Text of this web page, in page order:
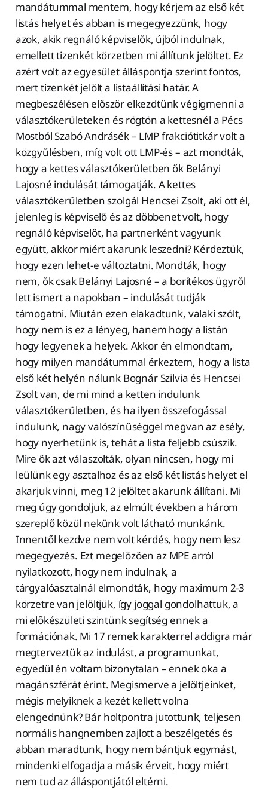
mandátummal mentem, hogy kérjem az első két
listás helyet és abban is megegyezzünk, hogy
azok, akik regnáló képviselők, újból indulnak,
emellett tizenkét körzetben mi állítunk jelöltet. Ez
azért volt az egyesület álláspontja szerint fontos,
mert tizenkét jelölt a listaállítási határ. A
megbeszélésen először elkezdtünk végigmenni a
választókerületeken és rögtön a kettesnél a Pécs
Mostból Szabó Andrásék – LMP frakciótitkár volt a
közgyűlésben, míg volt ott LMP-és – azt mondták,
hogy a kettes választókerületben ők Belányi
Lajosné indulását támogatják. A kettes
választókerületben szolgál Hencsei Zsolt, aki ott él,
jelenleg is képviselő és az döbbenet volt, hogy
regnáló képviselőt, ha partnerként vagyunk
együtt, akkor miért akarunk leszedni? Kérdeztük,
hogy ezen lehet-e változtatni. Mondták, hogy
nem, ők csak Belányi Lajosné – a borítékos ügyről
lett ismert a napokban – indulását tudják
támogatni. Miután ezen elakadtunk, valaki szólt,
hogy nem is ez a lényeg, hanem hogy a listán
hogy legyenek a helyek. Akkor én elmondtam,
hogy milyen mandátummal érkeztem, hogy a lista
első két helyén nálunk Bognár Szilvia és Hencsei
Zsolt van, de mi mind a ketten indulunk
választókerületben, és ha ilyen összefogással
indulunk, nagy valószínűséggel megvan az esély,
hogy nyerhetünk is, tehát a lista feljebb csúszik.
Mire ők azt válaszolták, olyan nincsen, hogy mi
leülünk egy asztalhoz és az első két listás helyet el
akarjuk vinni, meg 12 jelöltet akarunk állítani. Mi
meg úgy gondoljuk, az elmúlt években a három
szereplő közül nekünk volt látható munkánk.
Innentől kezdve nem volt kérdés, hogy nem lesz
megegyezés. Ezt megelőzően az MPE arról
nyilatkozott, hogy nem indulnak, a
tárgyalóasztalnál elmondták, hogy maximum 2-3
körzetre van jelöltjük, így joggal gondolhattuk, a
mi előkészületi szintünk segítség ennek a
formációnak. Mi 17 remek karakterrel addigra már
megterveztük az indulást, a programunkat,
egyedül én voltam bizonytalan – ennek oka a
magánszférát érint. Megismerve a jelöltjeinket,
mégis melyiknek a kezét kellett volna
elengednünk? Bár holtpontra jutottunk, teljesen
normális hangnemben zajlott a beszélgetés és
abban maradtunk, hogy nem bántjuk egymást,
mindenki elfogadja a másik érveit, hogy miért
nem tud az álláspontjától eltérni.